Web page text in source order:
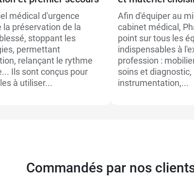
médical d'urgence
la préservation de la
stoppant les
permettant
relançant le rythme
Ils sont conçus pour
à utiliser...
Afin d'équiper au
cabinet médical,
point sur tous les
indispensables à
profession :
soins et diagnostic,
instrumentation,...
Commandés par nos